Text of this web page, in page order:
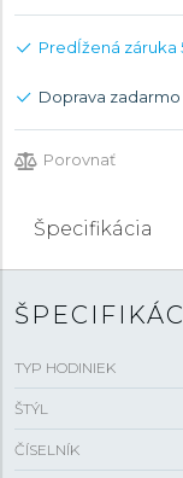
Predĺžená záruka
Doprava zadarmo
Porovnať
Špecifikácia
TYP HODINIEK
ŠTÝL
ČÍSELNÍK